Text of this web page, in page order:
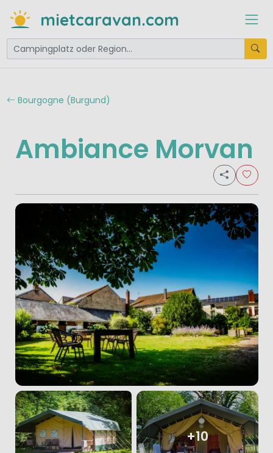
mietcaravan.com
Bourgogne (Burgund)
Ambiance Morvan
+10